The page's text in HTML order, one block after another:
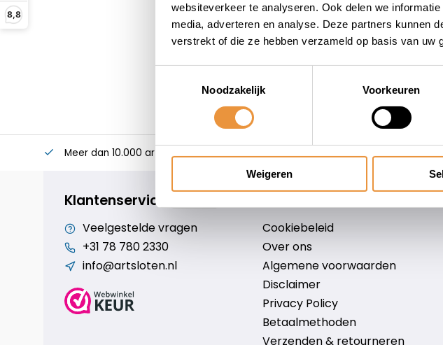
websiteverkeer te analyseren. Ook delen we
media, adverteren en analyse. Deze partners kunnen
verstrekt of die ze hebben verzameld op basis van uw
Noodzakelijk
Voorkeuren
Weigeren
8,8
Meer dan 10.000 artikelen Alles voor uw tweewieler Snelle levering
Klantenservice
Veelgestelde vragen
+31 78 780 2330
info@artsloten.nl
Cookiebeleid
Over ons
Algemene voorwaarden
Disclaimer
Privacy Policy
Betaalmethoden
Verzenden & retourneren